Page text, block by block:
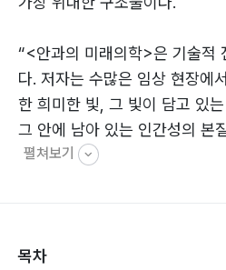
“<안과의 미래의학>은 기술적
다. 저자는 수많은 임상 현장에
한 희미한 빛, 그 빛이 담고 있
그 안에 남아 있는 인간성의 본
저자의 깊은 사유와 치열한 연
의학 안내서이다.” - 김재찬(중
펼쳐보기
목차